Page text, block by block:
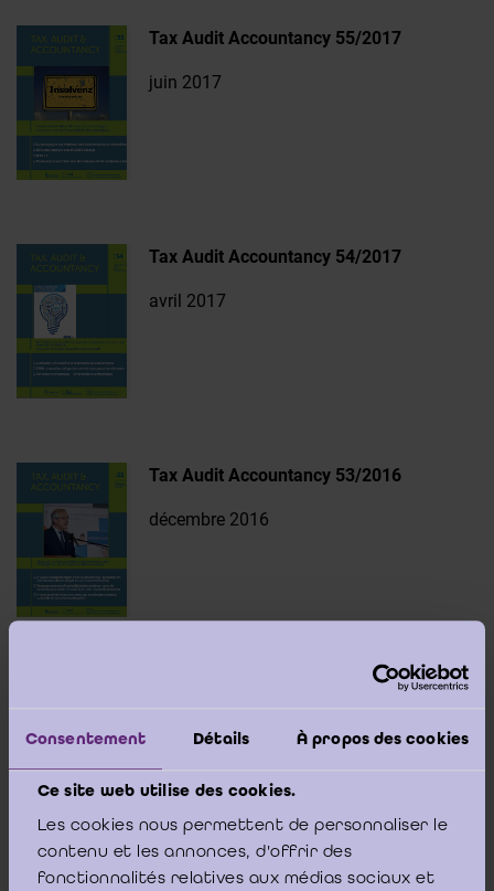
Consentement Détails À propos des cookies
Ce site web utilise des cookies.
Les cookies nous permettent de personnaliser le
contenu et les annonces, d'offrir des
fonctionnalités relatives aux médias sociaux et
Tax Audit Accountancy 55/2017
juin 2017
Tax Audit Accountancy 54/2017
avril 2017
Tax Audit Accountancy 53/2016
décembre 2016
Tax Audit Accountancy 52/2016
septembre 2016